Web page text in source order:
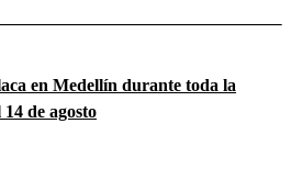
en Medellín durante toda la
de agosto